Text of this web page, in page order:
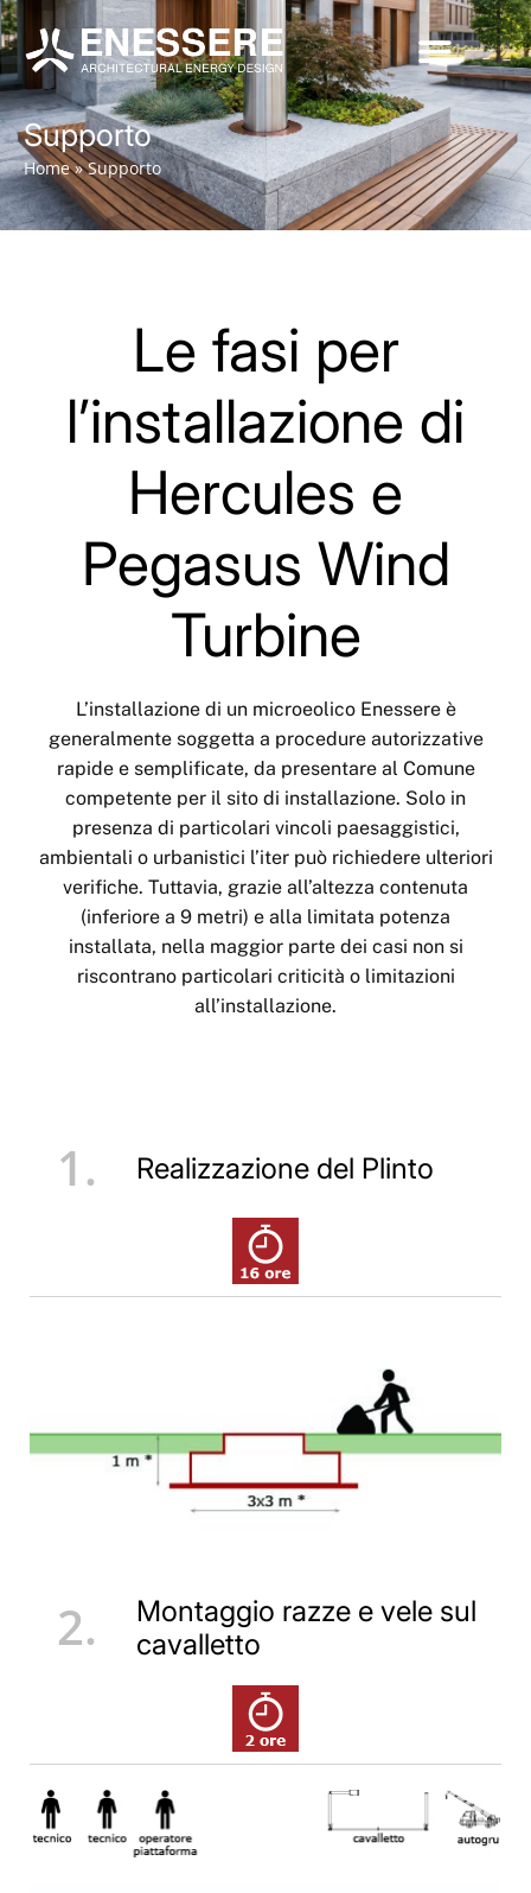
Supporto
Home»Supporto
Le fasi per
l’installazione di
Hercules e
Pegasus Wind
Turbine
L’installazione di un microeolico Enessere è
generalmente soggetta a procedure autorizzative
rapide e semplificate, da presentare al Comune
competente per il sito di installazione. Solo in
presenza di particolari vincoli paesaggistici,
ambientali o urbanistici l’iter può richiedere ulteriori
verifiche. Tuttavia, grazie all’altezza contenuta
(inferiore a 9 metri) e alla limitata potenza
installata, nella maggior parte dei casi non si
riscontrano particolari criticità o limitazioni
all’installazione.
1. Realizzazione del Plinto
2.
Montaggio razze e vele sul
cavalletto